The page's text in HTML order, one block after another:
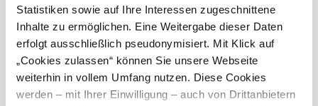
Statistiken sowie auf Ihre Interessen zugeschnittene
Inhalte zu ermöglichen. Eine Weitergabe dieser Daten
erfolgt ausschließlich pseudonymisiert. Mit Klick auf
„Cookies zulassen“ können Sie unsere Webseite
weiterhin in vollem Umfang nutzen. Diese Cookies
werden – mit Ihrer Einwilligung – auch von Drittanbietern
Kulturnewsletter Gewinnspiele
Impressum B2B Datenschutz Haftungsauschluss Barrierefreiheit